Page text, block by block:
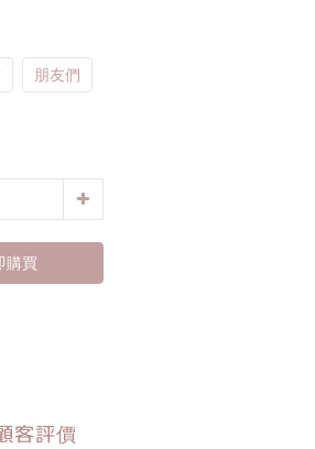
朋友們
購買
客評價